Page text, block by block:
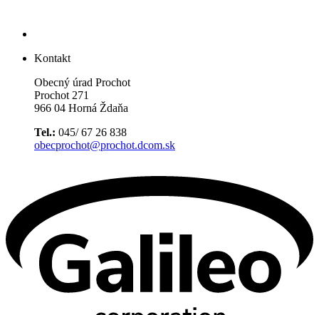
Kontakt
Obecný úrad Prochot
Prochot 271
966 04 Horná Ždaňa
Tel.: 045/ 67 26 838
obecprochot@prochot.dcom.sk